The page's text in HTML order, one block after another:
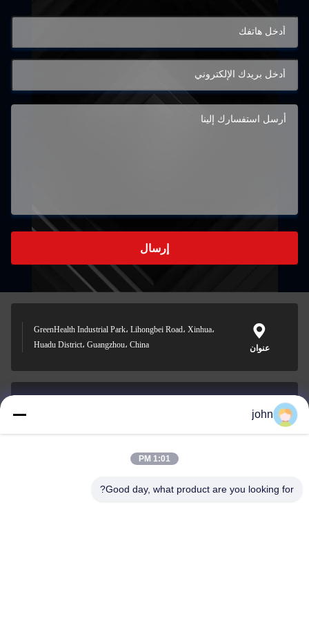
إرسال
عنوان
GreenHealth Industrial Park، Lihongbei Road، Xinhua،
Huadu District، Guangzhou، China
بريد إلكتروني
0086-153-7406-6785
john
1:01 PM
Good day, what product are you looking for?